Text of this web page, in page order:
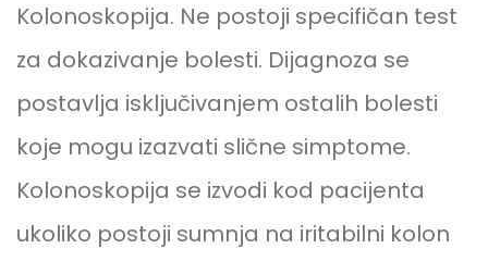
Kolonoskopija. Ne postoji specifičan test
za dokazivanje bolesti. Dijagnoza se
postavlja isključivanjem ostalih bolesti
koje mogu izazvati slične simptome.
Kolonoskopija se izvodi kod pacijenta
ukoliko postoji sumnja na iritabilni kolon